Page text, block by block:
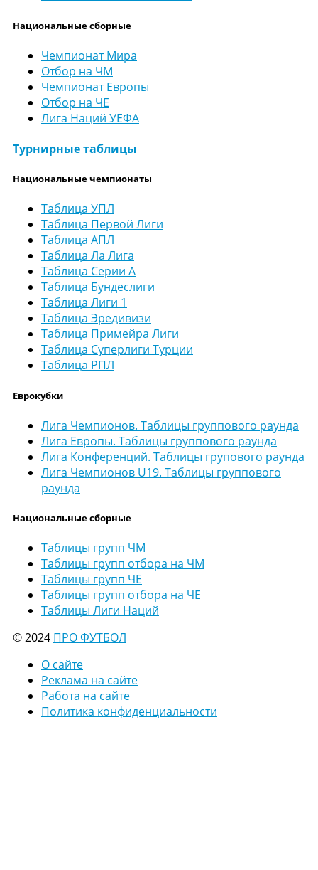
Национальные сборные
Чемпионат Мира
Отбор на ЧМ
Чемпионат Европы
Отбор на ЧЕ
Лига Наций УЕФА
Турнирные таблицы
Национальные чемпионаты
Таблица УПЛ
Таблица Первой Лиги
Таблица АПЛ
Таблица Ла Лига
Таблица Серии А
Таблица Бундеслиги
Таблица Лиги 1
Таблица Эредивизи
Таблица Примейра Лиги
Таблица Суперлиги Турции
Таблица РПЛ
Еврокубки
Лига Чемпионов. Таблицы группового раунда
Лига Европы. Таблицы группового раунда
Лига Конференций. Таблицы групового раунда
Лига Чемпионов U19. Таблицы группового
раунда
Национальные сборные
Таблицы групп ЧМ
Таблицы групп отбора на ЧМ
Таблицы групп ЧЕ
Таблицы групп отбора на ЧЕ
Таблицы Лиги Наций
© 2024 ПРО ФУТБОЛ
О сайте
Реклама на сайте
Работа на сайте
Политика конфиденциальности